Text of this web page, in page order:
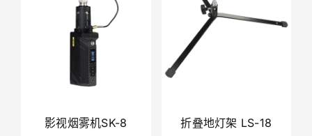
影视烟雾机SK-8
折叠地灯架 LS-18